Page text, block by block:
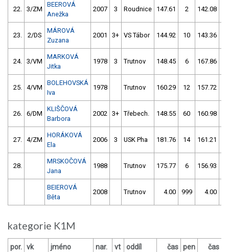
22. 3/ZM
BEEROVÁ
Anežka
2007 3 Roudnice 147.61 2 142.08
23. 2/DS
MÁROVÁ
Zuzana
2001 3+ VS Tábor 144.92 10 143.36
24. 3/VM
MARKOVÁ
Jitka
1978 3 Trutnov 148.45 6 167.86
25. 4/VM
BOLEHOVSKÁ
Iva
1978 Trutnov 160.29 12 157.72
26. 6/DM
KLIŠČOVÁ
Barbora
2002 3+ Třebech. 148.55 60 160.98
27. 4/ZM
HORÁKOVÁ
Ela
2006 3 USK Pha 181.76 14 161.21
28.
MRSKOČOVÁ
Jana
1988 Trutnov 175.77 6 156.93
BEIEROVÁ
Běta
2008 Trutnov 4.00 999 4.00
kategorie K1M
por. vk jméno nar. vt oddíl čas pen čas